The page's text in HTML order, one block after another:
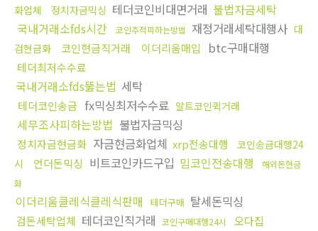
화업체
정치자금믹싱 테더코인비대면거래 불법자금세탁
국내거래소fds시간
코인추적피하는방법 재정거래세탁대행사 대
검현금화
코인현금직거래 이더리움매입 btc구매대행
테더최저수수료
국내거래소fds뚫는법 세탁
테더코인송금 fx믹싱최저수수료 알트코인퀵거래
세무조사피하는방법 불법자금믹싱
정치자금현금화 자금현금화업체 xrp전송대행
코인송금대행24
시
언더돈믹싱 비트코인카드구입 밈코인전송대행
해외돈현금
화
이더리움클레식클레식판매 테더구매 탈세돈믹싱
검돈세탁업체 테더코인직거래 코인구매대행24시 오다집